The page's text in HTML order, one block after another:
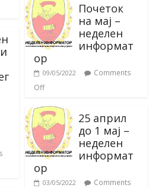
Почеток
на мај –
неделен
информат
ор
09/05/2022
Comments
Off
25 април
до 1 мај –
неделен
информат
ор
03/05/2022
Comments